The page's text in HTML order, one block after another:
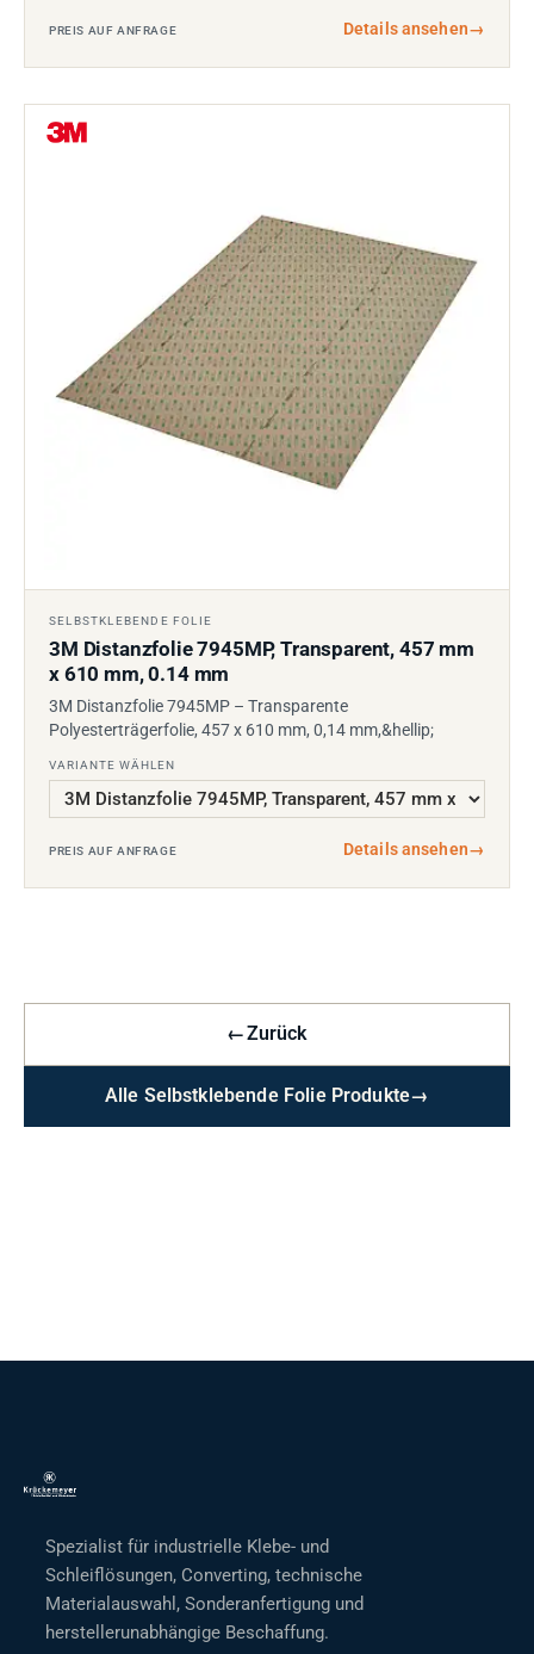
PREIS AUF ANFRAGE Details ansehen→
SELBSTKLEBENDE FOLIE
3M Distanzfolie 7945MP, Transparent, 457 mm
x 610 mm, 0.14 mm
3M Distanzfolie 7945MP – Transparente
Polyesterträgerfolie, 457 x 610 mm, 0,14 mm,&hellip;
VARIANTE WÄHLEN
PREIS AUF ANFRAGE Details ansehen→
←Zurück
Alle Selbstklebende Folie Produkte→
Spezialist für industrielle Klebe- und
Schleiflösungen, Converting, technische
Materialauswahl, Sonderanfertigung und
herstellerunabhängige Beschaffung.